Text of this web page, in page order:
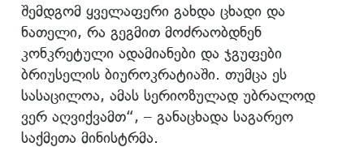
შემდგომ ყველაფერი გახდა ცხადი და
ნათელი, რა გეგმით მოძრაობდნენ
კონკრეტული ადამიანები და ჯგუფები
ბრიუსელის ბიუროკრატიაში. თუმცა ეს
სასაცილოა, ამას სერიოზულად უბრალოდ
ვერ აღვიქვამთ“, – განაცხადა საგარეო
საქმეთა მინისტრმა.